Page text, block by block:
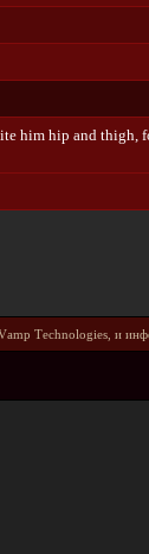
him hiр аnd thigh,
Vаmр Тесhnοlοgiеs, и